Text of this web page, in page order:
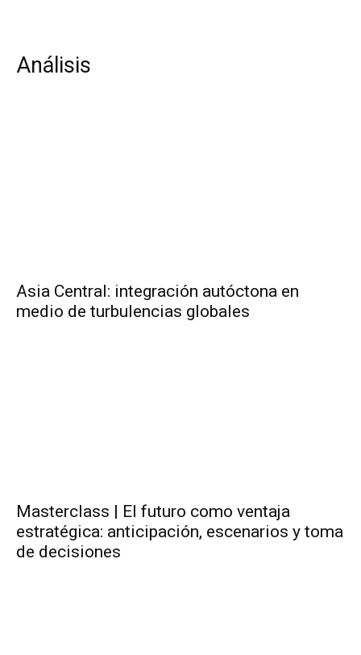
Análisis
Asia Central: integración autóctona en
medio de turbulencias globales
Masterclass | El futuro como ventaja
estratégica: anticipación, escenarios y toma
de decisiones